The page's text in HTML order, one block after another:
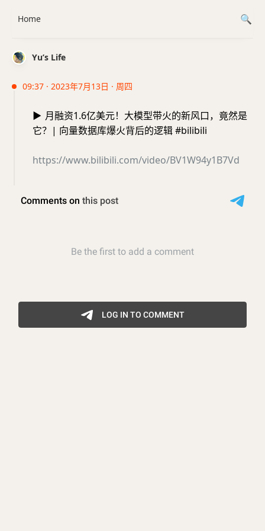
Yu’s Life
09:37 · 2023年7月13日 · 周四
▶️ 月融资1.6亿美元！大模型带火的新风口，竟然是
它？| 向量数据库爆火背后的逻辑 #bilibili
https://www.bilibili.com/video/BV1W94y1B7Vd
Home